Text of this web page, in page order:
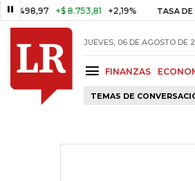
+$ 8.753,81 +2,19% TASA DE
JUEVES, 06 DE AGOSTO DE
FINANZAS
TEMAS DE